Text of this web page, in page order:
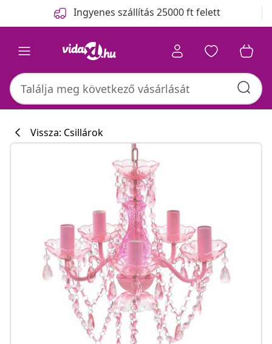
Ingyenes szállítás 25000 ft felett
Vissza: Csillárok